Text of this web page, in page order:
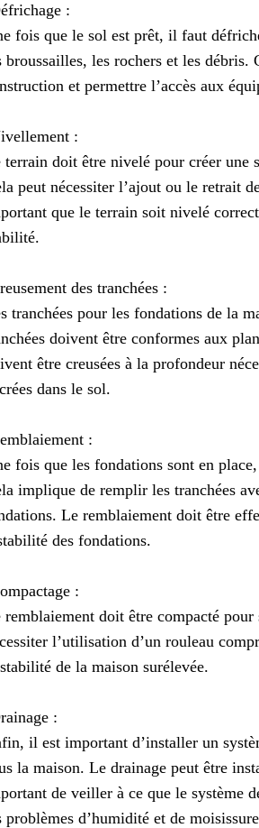
:
fois que le sol est prêt, il faut
broussailles, les rochers et les débris.
et permettre l’accès aux
:
terrain doit être nivelé pour créer une
peut nécessiter l’ajout ou le retrait
que le terrain soit nivelé
des tranchées :
tranchées pour les fondations de la
doivent être conformes aux
être creusées à la profondeur
dans le sol.
:
fois que les fondations sont en
implique de remplir les tranchées
Le remblaiement doit être
des fondations.
:
remblaiement doit être compacté pour
l’utilisation d’un rouleau
de la maison surélevée.
:
il est important d’installer un
la maison. Le drainage peut être
de veiller à ce que le système
problèmes d’humidité et de